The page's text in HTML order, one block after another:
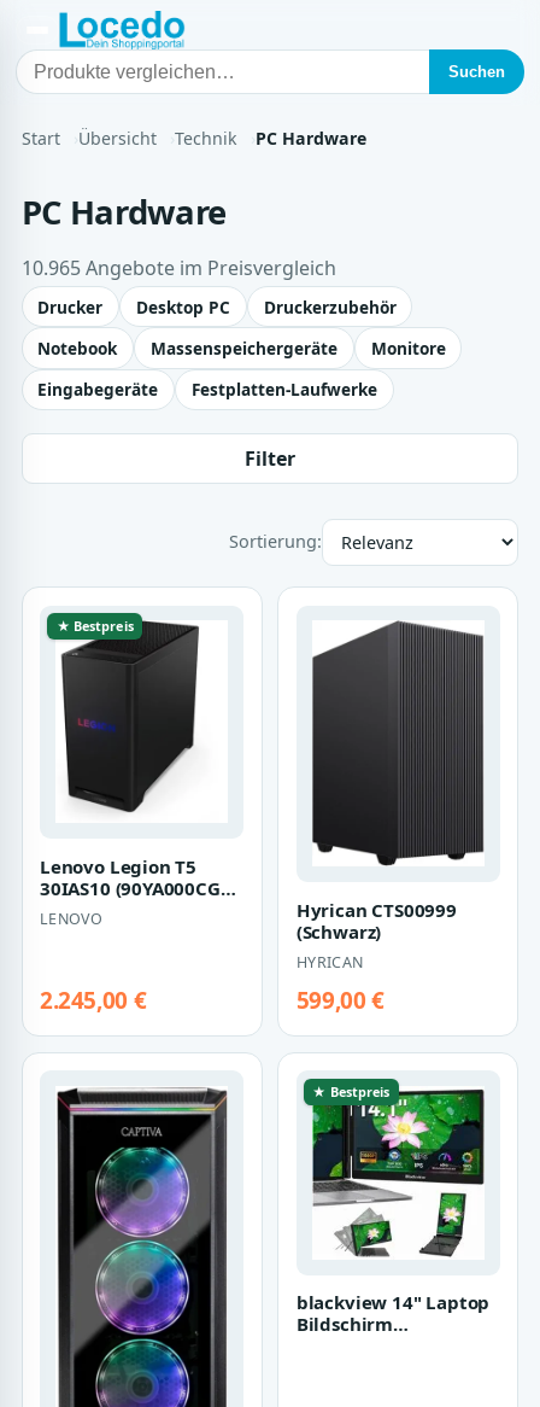
Suchen
Start Übersicht Technik PC Hardware
PC Hardware
10.965 Angebote im Preisvergleich
Drucker Desktop PC
Druckerzubehör
Notebook
Massenspeichergeräte
Monitore
Eingabegeräte
Festplatten-Laufwerke
Filter
Sortierung:
★ Bestpreis
Lenovo Legion T5
30IAS10 (90YA000CGF)
(Schwarz)
LENOVO
2.245,00 €
Hyrican CTS00999
(Schwarz)
HYRICAN
599,00 €
★ Bestpreis
blackview 14" Laptop
Bildschirm